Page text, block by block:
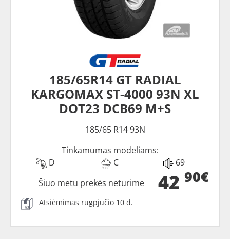
185/65R14 GT RADIAL
KARGOMAX ST-4000 93N XL
DOT23 DCB69 M+S
185/65 R14 93N
Tinkamumas modeliams:
D
C 69
42 90€
Šiuo metu prekės neturime
Atsiėmimas rugpjūčio 10 d.